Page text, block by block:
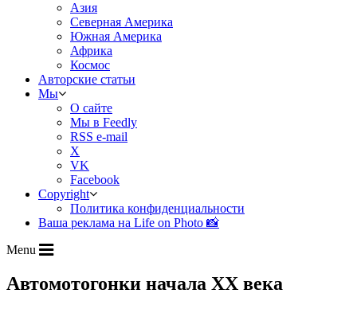
Азия
Северная Америка
Южная Америка
Африка
Космос
Авторские статьи
Мы
О сайте
Мы в Feedly
RSS e-mail
X
VK
Facebook
Copyright
Политика конфиденциальности
Ваша реклама на Life on Photo 📸
Menu
Автомотогонки начала ХХ века